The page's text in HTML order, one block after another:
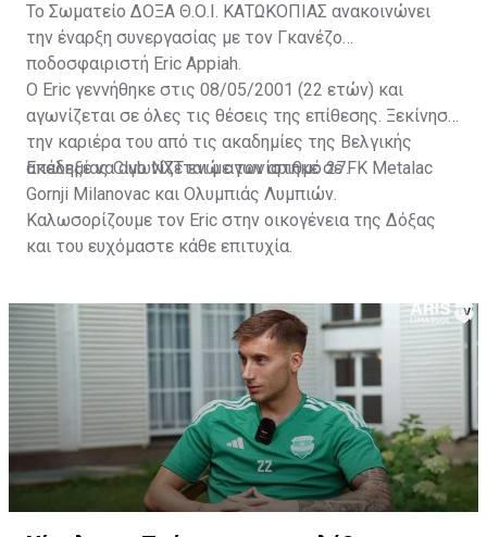
Το Σωματείο ΔΟΞΑ Θ.Ο.Ι. ΚΑΤΩΚΟΠΙΑΣ ανακοινώνει
την έναρξη συνεργασίας με τον Γκανέζο
ποδοσφαιριστή Eric Appiah.
Ο Eric γεννήθηκε στις 08/05/2001 (22 ετών) και
αγωνίζεται σε όλες τις θέσεις της επίθεσης. Ξεκίνησε
την καριέρα του από τις ακαδημίες της Βελγικής
ακαδημίας Club NXT ενώ αγωνίστηκε σε FK Metalac
Gornji Milanovac και Ολυμπιάς Λυμπιών.
Επέλεξε να αγωνίζεται με τον αριθμό 27.
Καλωσορίζουμε τον Eric στην οικογένεια της Δόξας
και του ευχόμαστε κάθε επιτυχία.